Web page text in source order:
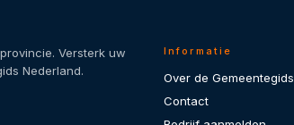
Versterk uw
Nederland.
Informatie
Over de Gemeentegids
Contact